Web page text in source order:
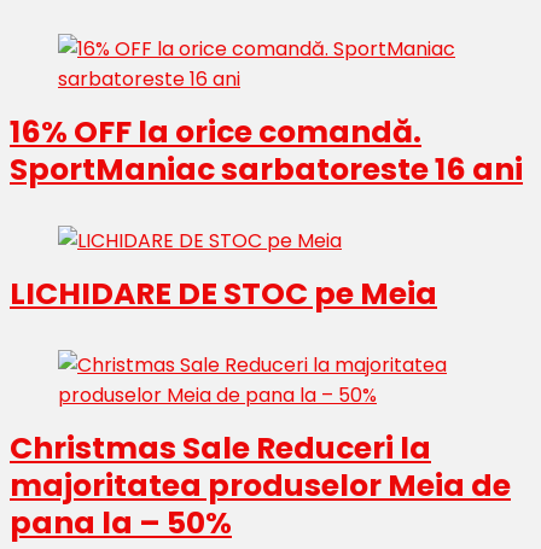
16% OFF la orice comandă.
SportManiac sarbatoreste 16 ani
LICHIDARE DE STOC pe Meia
Christmas Sale Reduceri la
majoritatea produselor Meia de
pana la – 50%